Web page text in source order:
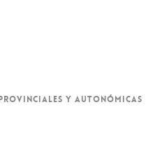
Y AUTONÓMICAS